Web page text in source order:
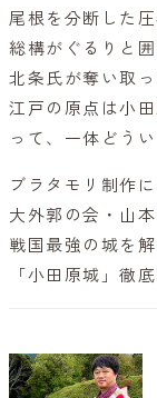
尾根を分断した
総構がぐるりと囲
北条氏が奪い取っ
江戸の原点は小
って、一体どう
ブラタモリ制作
大外郭の会・山本
戦国最強の城を解
「小田原城」徹